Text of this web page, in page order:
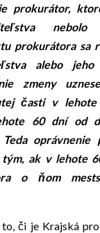
prokurátor,
prokurátora sa
alebo
zmeny
časti v
60 dní od
oprávnenie
ak v lehote
o ňom
či je Krajská